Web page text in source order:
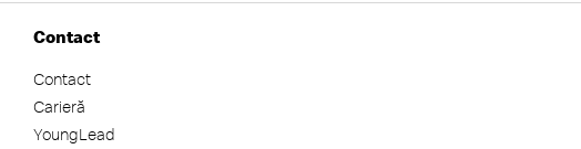
Contact
Contact
Carieră
YoungLead